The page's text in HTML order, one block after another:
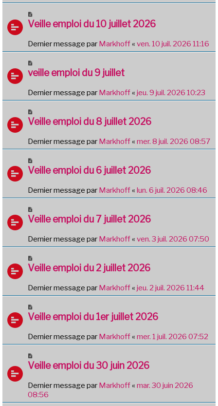
Veille emploi du 10 juillet 2026
Dernier message par Markhoff« ven. 10 juil. 2026 11:16
veille emploi du 9 juillet
Dernier message par Markhoff« jeu. 9 juil. 2026 10:23
Veille emploi du 8 juillet 2026
Dernier message par Markhoff« mer. 8 juil. 2026 08:57
Veille emploi du 6 juillet 2026
Dernier message par Markhoff« lun. 6 juil. 2026 08:46
Veille emploi du 7 juillet 2026
Dernier message par Markhoff« ven. 3 juil. 2026 07:50
Veille emploi du 2 juillet 2026
Dernier message par Markhoff« jeu. 2 juil. 2026 11:44
Veille emploi du 1er juillet 2026
Dernier message par Markhoff« mer. 1 juil. 2026 07:52
Veille emploi du 30 juin 2026
Dernier message par Markhoff« mar. 30 juin 2026
08:56